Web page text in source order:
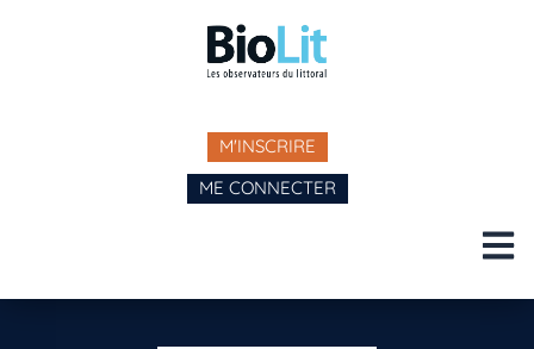
M'INSCRIRE
ME CONNECTER